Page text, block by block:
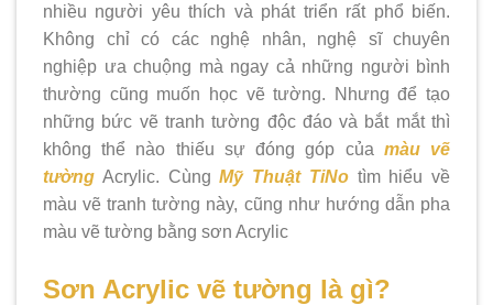
nhiều người yêu thích và phát triển rất phổ biến.
Không chỉ có các nghệ nhân, nghệ sĩ chuyên
nghiệp ưa chuộng mà ngay cả những người bình
thường cũng muốn học vẽ tường. Nhưng để tạo
những bức vẽ tranh tường độc đáo và bắt mắt thì
không thể nào thiếu sự đóng góp của màu vẽ
tường Acrylic. Cùng Mỹ Thuật TiNotìm hiểu về
màu vẽ tranh tường này, cũng như hướng dẫn pha
màu vẽ tường bằng sơn Acrylic
Sơn Acrylic vẽ tường là gì?